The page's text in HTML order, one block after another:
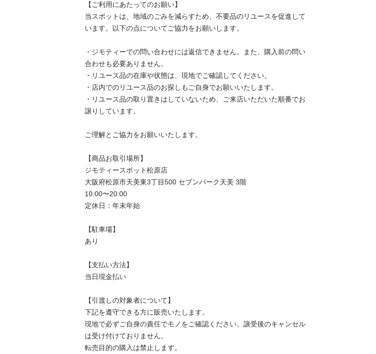
【ご利用にあたってのお願い】
当スポットは、地域のごみを減らすため、不要品のリユースを促進して
います。以下の点についてご協力をお願いします。
・ジモティーでの問い合わせには返信できません。また、購入前の問い
合わせも必要ありません。
・リユース品の在庫や状態は、現地でご確認してください。
・店内でのリユース品のお探しもご自身でお願いいたします。
・リユース品の取り置きはしていないため、ご来店いただいた順番でお
譲りしています。
ご理解とご協力をお願いいたします。
【商品お取引場所】
ジモティースポット松原店
大阪府松原市天美東3丁目500 セブンパーク天美 3階
10:00〜20:00
定休日：年末年始
【駐⾞場】
あり
【⽀払い⽅法】
当日現金払い
【引渡しの対象者について】
下記を遵守できる⽅に販売いたします。
現地で必ずご⾃⾝の責任でモノをご確認ください。譲受後のキャンセル
は受け付けておりません。
転売⽬的の購⼊は禁⽌します。